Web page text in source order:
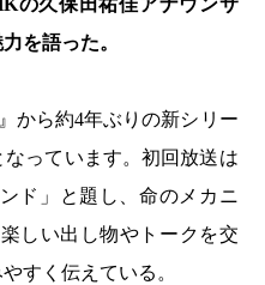
の久保田祐佳アナウンサ
を語った。
から約4年ぶりの新シリー
っています。初回放送は
ド」と題し、命のメカニ
しい出し物やトークを交
すく伝えている。